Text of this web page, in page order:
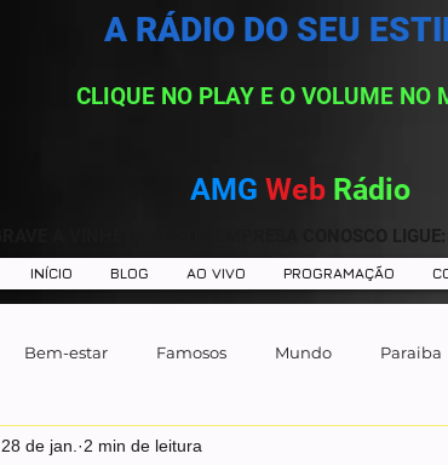
CLIQUE NO PLAY E O VOLUME NO
AMG Web Rádio
GRAVE A VINHETA DE SUA EMPRESA CONOSCO LIGUE:
A RÁDIO DO SEU
INÍCIO BLOG AO VIVO PROGRAMAÇÃO
Bem-estar Famosos Mundo Paraiba
28 de jan. 2 min de leitura